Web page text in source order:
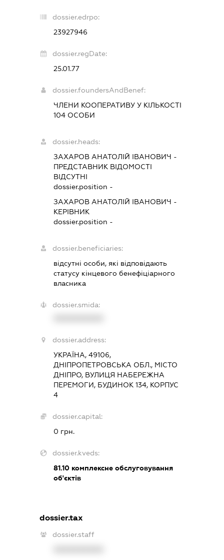
dossier.edrpo:
23927946
dossier.regDate:
25.01.77
dossier.foundersAndBenef:
ЧЛЕНИ КООПЕРАТИВУ У КІЛЬКОСТІ
104 ОСОБИ
dossier.heads:
ЗАХАРОВ АНАТОЛІЙ ІВАНОВИЧ -
ПРЕДСТАВНИК ВІДОМОСТІ
ВІДСУТНІ
dossier.position -
ЗАХАРОВ АНАТОЛІЙ ІВАНОВИЧ -
КЕРІВНИК
dossier.position -
dossier.beneficiaries:
відсутні особи, які відповідають
статусу кінцевого бенефіціарного
власника
dossier.smida:
dossier.address:
УКРАЇНА, 49106,
ДНІПРОПЕТРОВСЬКА ОБЛ., МІСТО
ДНІПРО, ВУЛИЦЯ НАБЕРЕЖНА
ПЕРЕМОГИ, БУДИНОК 134, КОРПУС
4
dossier.capital:
0 грн.
dossier.kveds:
81.10комплексне обслуговування
об'єктів
dossier.tax
dossier.staff